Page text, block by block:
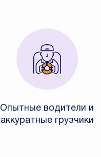
Опытные водители и
аккуратные грузчики